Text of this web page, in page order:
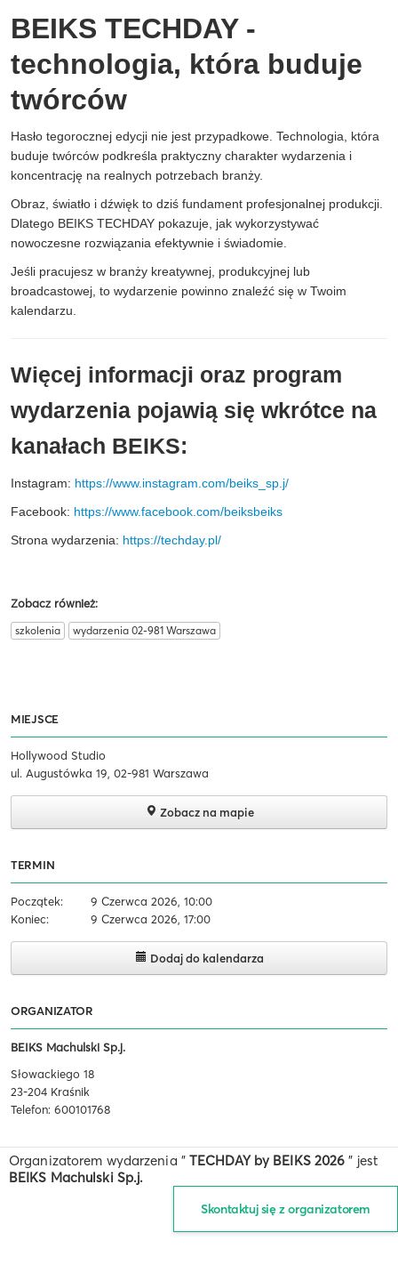
BEIKS TECHDAY -
technologia, która buduje
twórców
Hasło tegorocznej edycji nie jest przypadkowe. Technologia, która
buduje twórców podkreśla praktyczny charakter wydarzenia i
koncentrację na realnych potrzebach branży.
Obraz, światło i dźwięk to dziś fundament profesjonalnej produkcji.
Dlatego BEIKS TECHDAY pokazuje, jak wykorzystywać
nowoczesne rozwiązania efektywnie i świadomie.
Jeśli pracujesz w branży kreatywnej, produkcyjnej lub
broadcastowej, to wydarzenie powinno znaleźć się w Twoim
kalendarzu.
Więcej informacji oraz program
wydarzenia pojawią się wkrótce na
kanałach BEIKS:
Instagram: https://www.instagram.com/beiks_sp.j/
Facebook: https://www.facebook.com/beiksbeiks
Strona wydarzenia: https://techday.pl/
Zobacz również:
szkolenia wydarzenia 02-981 Warszawa
MIEJSCE
Hollywood Studio
ul. Augustówka 19, 02-981 Warszawa
Zobacz na mapie
TERMIN
Początek:
9 Czerwca 2026, 10:00
Koniec:
9 Czerwca 2026, 17:00
Dodaj do kalendarza
ORGANIZATOR
BEIKS Machulski Sp.j.
Słowackiego 18
23-204 Kraśnik
Telefon: 600101768
Organizatorem wydarzenia " TECHDAY by BEIKS 2026 " jest
BEIKS Machulski Sp.j.
Skontaktuj się z organizatorem